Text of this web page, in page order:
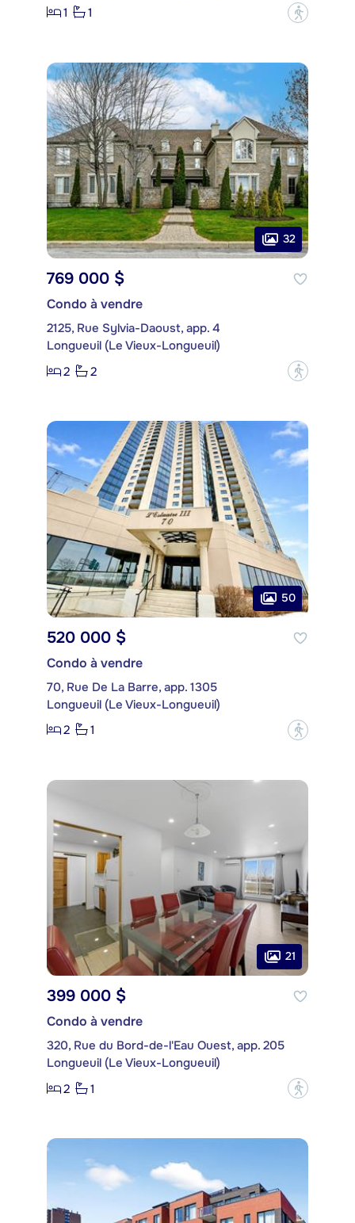
1
1 ?
32
769 000 $
Condo à vendre
2125, Rue Sylvia-Daoust, app. 4
Longueuil (Le Vieux-Longueuil)
2
2 ?
50
520 000 $
Condo à vendre
70, Rue De La Barre, app. 1305
Longueuil (Le Vieux-Longueuil)
2
1 ?
21
399 000 $
Condo à vendre
320, Rue du Bord-de-l'Eau Ouest, app. 205
Longueuil (Le Vieux-Longueuil)
2
1 ?